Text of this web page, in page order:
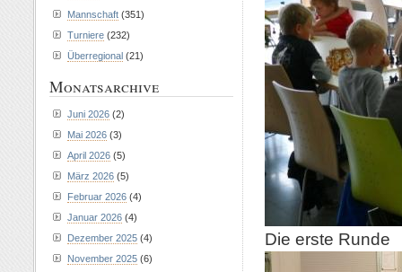
Die erste Runde
Mannschaft (351)
Turniere (232)
Überregional (21)
Monatsarchive
Juni 2026 (2)
Mai 2026 (3)
April 2026 (5)
März 2026 (5)
Februar 2026 (4)
Januar 2026 (4)
Dezember 2025 (4)
November 2025 (6)